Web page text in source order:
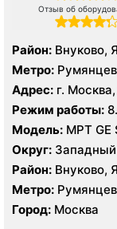
Отзыв об
Район: Внуково,
Солнцево,
Метро:
Новопеределкино,
Солнцево,
Адрес: г.
Режим работы:
Модель: МРТ GE
1.5 Т, КТ Toshiba
64 среза, УЗИ
Округ:
Район: Внуково,
Солнцево,
Метро:
Новопеределкино,
Солнцево,
Город: Москва